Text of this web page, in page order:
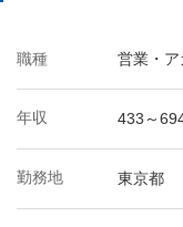
職種 営業・
年収 433～
勤務地 東京都